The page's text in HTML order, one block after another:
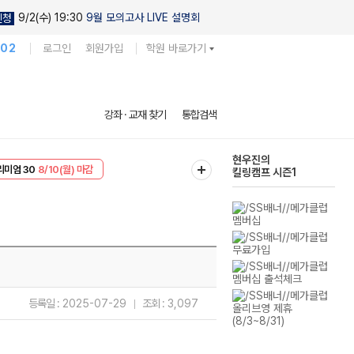
청 9/2(수) 19:30 9월 모의고사 LIVE 설명회
로그인 회원가입 학원 바로가기
강좌 · 교재 찾기 통합검색
미엄 30 8/10(월) 마감
다채로운 난도
실전 모의고사
등록일 : 2025-07-29 조회 : 3,097